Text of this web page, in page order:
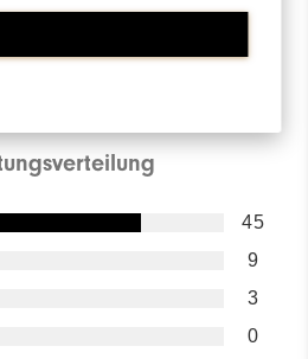
60 Review(s)
45
9
3
0